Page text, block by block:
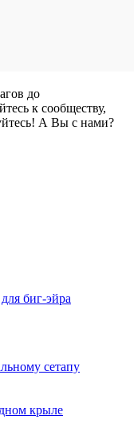
до
к сообществу,
А Вы с нами?
биг-эйра
сетапу
крыле